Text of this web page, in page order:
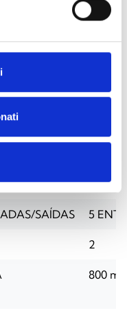
20 mA
SAÍDAS 5
2
800